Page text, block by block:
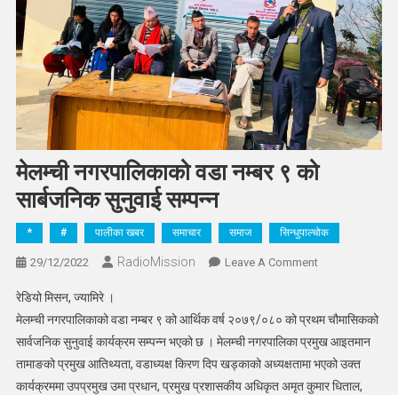
मेलम्ची नगरपालिकाको वडा नम्बर ९ को
सार्बजनिक सुनुवाई सम्पन्न
* # पालीका खबर समाचार समाज सिन्धुपाल्चोक
29/12/2022 RadioMission Leave A CommentOn
वडा
नम्बर
९
को
रेडियो मिसन, ज्यामिरे ।
मेलम्ची नगरपालिकाको वडा नम्बर ९ को आर्थिक वर्ष २०७९/०८० को प्रथम चौमासिकको
सार्वजनिक सुनुवाई कार्यक्रम सम्पन्न भएको छ । मेलम्ची नगरपालिका प्रमुख आइतमान
तामाङको प्रमुख आतिथ्यता, वडाध्यक्ष किरण दिप खड्काको अध्यक्षतामा भएको उक्त
कार्यक्रममा उपप्रमुख उमा प्रधान, प्रमुख प्रशासकीय अधिकृत अमृत कुमार धिताल,